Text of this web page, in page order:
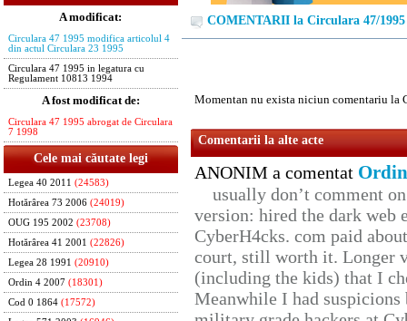
A modificat:
Circulara 47 1995 modifica articolul 4
din actul Circulara 23 1995
Circulara 47 1995 in legatura cu
Regulament 10813 1994
A fost modificat de:
Circulara 47 1995 abrogat de Circulara
7 1998
Cele mai căutate legi
Legea 40 2011 (24583)
Hotărârea 73 2006 (24019)
OUG 195 2002 (23708)
Hotărârea 41 2001 (22826)
Legea 28 1991 (20910)
Ordin 4 2007 (18301)
Cod 0 1864 (17572)
COMENTARII la Circulara 47/1995
Momentan nu exista niciun comentariu la
Comentarii la alte acte
ANONIM a comentat
usually don’t comment
version: hired the dark web
CyberH4cks. com paid
court, still worth it. Longer
(including the kids) that I
Meanwhile I had